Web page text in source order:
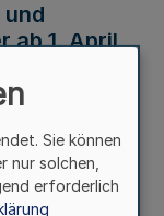
ab 1. April
Sie können
nur solchen,
erforderlich